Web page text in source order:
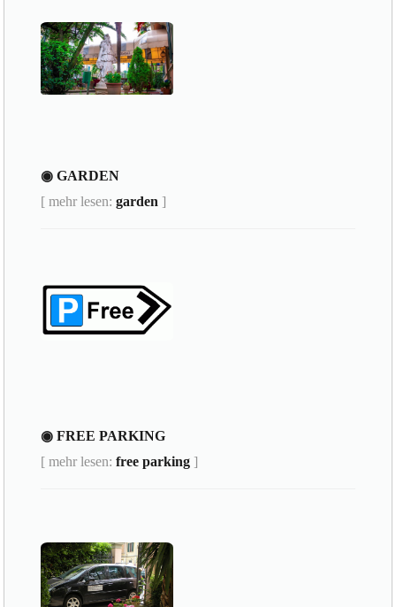
◉ GARDEN
[ mehr lesen:garden ]
◉ FREE PARKING
[ mehr lesen:free parking ]